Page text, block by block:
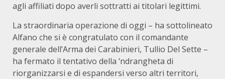
agli affiliati dopo averli sottratti ai titolari legittimi.
La straordinaria operazione di oggi – ha sottolineato
Alfano che si è congratulato con il comandante
generale dell’Arma dei Carabinieri, Tullio Del Sette –
ha fermato il tentativo della ‘ndrangheta di
riorganizzarsi e di espandersi verso altri territori,